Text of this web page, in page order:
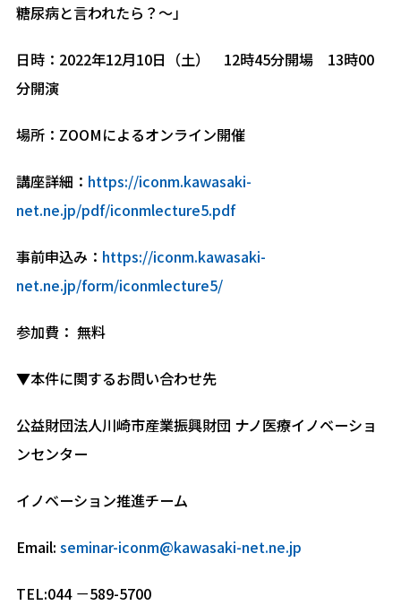
糖尿病と言われたら？～」
日時：2022年12月10日（土） 12時45分開場 13時00
分開演
場所：ZOOMによるオンライン開催
講座詳細： https://iconm.kawasaki-
net.ne.jp/pdf/iconmlecture5.pdf
事前申込み： https://iconm.kawasaki-
net.ne.jp/form/iconmlecture5/
参加費： 無料
▼本件に関するお問い合わせ先
公益財団法人川崎市産業振興財団 ナノ医療イノベーショ
ンセンター
イノベーション推進チーム
Email: seminar-iconm@kawasaki-net.ne.jp
TEL:044 －589-5700